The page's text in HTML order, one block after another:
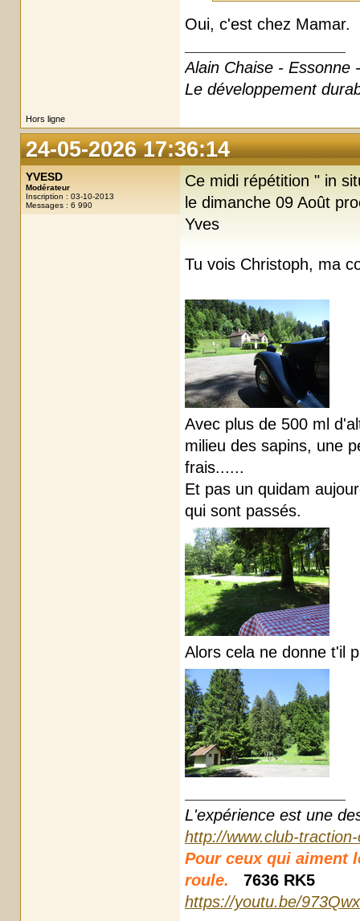
Oui, c'est chez Mamar.
Alain Chaise - Essonne
Le développement
Hors ligne
24-05-2026 17:36:14
YVESD
Modérateur
Inscription : 03-10-2013
Messages : 6 990
Ce midi répétition " in
le dimanche 09 Août
Yves
Tu vois Christoph, ma
Avec plus de 500 ml
milieu des sapins, une
frais......
Et pas un quidam
qui sont passés.
Alors cela ne donne t'il
L'expérience est une
http://www.club-
Pour ceux qui aiment
roule.
7636 RK5
https://youtu.be/